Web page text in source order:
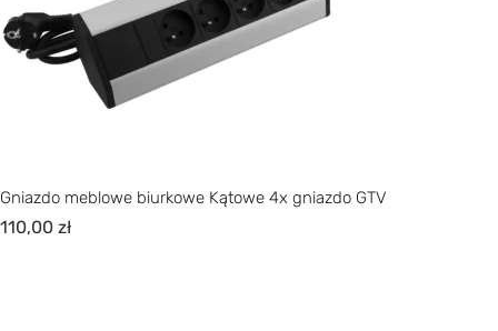
Gniazdo meblowe biurkowe Kątowe 4x gniazdo GTV
110,00 zł